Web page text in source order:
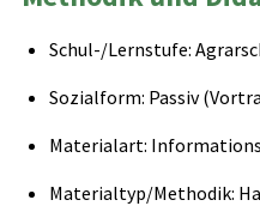
Schul-/Lernstufe:
Sozialform: Passiv
Materialart:
Materialtyp/Methodik: